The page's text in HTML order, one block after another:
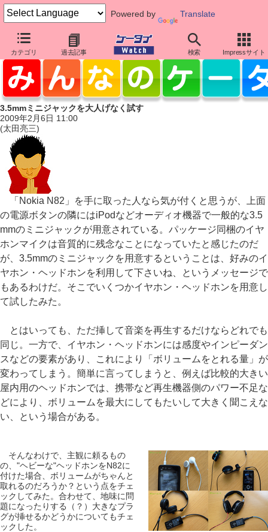
Powered by Translate
カテゴリ 過去記事 検索 Impressサイト
3.5mmミニジャックを大人げなく試す
2009年2月6日 11:00
(太田亮三)
「Nokia N82」を手に取った人なら気が付くと思うが、上面
の電源ボタンの隣にはiPodなどオーディオ機器で一般的な3.5
mmのミニジャックが用意されている。パッケージ同梱のイヤ
ホンマイクは音質的に残念なことになっていたと感じたのだ
が、3.5mmのミニジャックを用意するということは、好みのイ
ヤホン・ヘッドホンを利用して下さいね、というメッセージで
もあるわけだ。そこでいくつかイヤホン・ヘッドホンを用意し
て試したみた。
とはいっても、ただ挿して音楽を再生するだけならどれでも
同じ。一方で、イヤホン・ヘッドホンには感度やインピーダン
スなどの要素があり、これにより「ボリュームをとれる量」が
変わってしまう。簡単に言ってしまうと、例えば比較的大きい
屋内用のヘッドホンでは、携帯など再生機器側のパワー不足な
どにより、ボリュームを最大にしてもたいして大きく聞こえな
い、という場合がある。
そんなわけで、主観に頼るもの
の、"ヘビーな"ヘッドホンをN82に
付けた場合、ボリュームがちゃんと
取れるのだろうか？という点をチェ
ックしてみた。合わせて、地味に問
題になったりする（？）大きなプラ
グが挿せるかどうかについてもチェ
ックした。